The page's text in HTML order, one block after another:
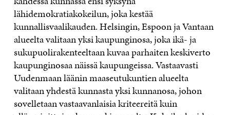
lähidemokratiakokeilun, joka kestää
kunnallisvaalikauden. Helsingin, Espoon ja Vantaan
alueelta valitaan yksi kaupunginosa, joka ikä- ja
sukupuolirakenteeltaan kuvaa parhaiten keskiverto
kaupunginosaa näissä kaupungeissa. Vastaavasti
Uudenmaan läänin maaseutukuntien alueelta
valitaan yhdestä kunnasta yksi kunnanosa, johon
sovelletaan vastaavanlaisia kriteereitä kuin